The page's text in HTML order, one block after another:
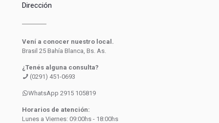
Dirección
Vení a conocer nuestro local.
Brasil 25 Bahía Blanca, Bs. As.
¿Tenés alguna consulta?
(0291) 451-0693
WhatsApp 2915 105819
Horarios de atención:
Lunes a Viernes: 09:00hs - 18:00hs